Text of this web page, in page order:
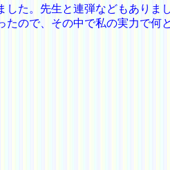
た。先生と連弾などもありま
ので、その中で私の実力で何